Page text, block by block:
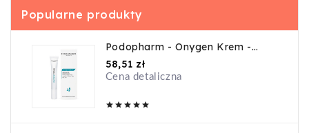
Popularne produkty
Podopharm - Onygen Krem -
20ml
58,51 złCena
Cena detaliczna
    